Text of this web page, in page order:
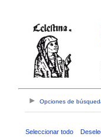
Opciones de
Seleccionar todo